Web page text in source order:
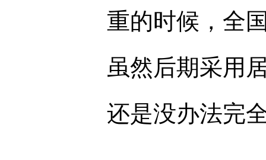
重的时候，全
虽然后期采用
还是没办法完